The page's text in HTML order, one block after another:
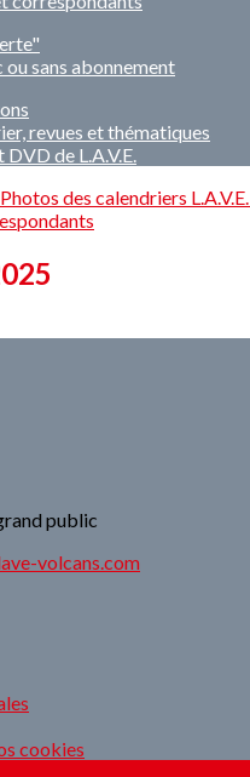
ou sans abonnement
revues et thématiques
de L.A.V.E.
Photos des calendriers L.A.V.E.
public
volcans.com
cookies